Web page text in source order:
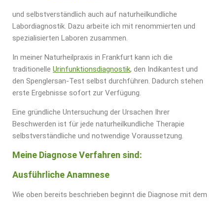
und selbstverständlich auch auf naturheilkundliche
Labordiagnostik. Dazu arbeite ich mit renommierten und
spezialisierten Laboren zusammen.
In meiner Naturheilpraxis in Frankfurt kann ich die
traditionelle Urinfunktionsdiagnostik, den Indikantest und
den Spenglersan-Test selbst durchführen. Dadurch stehen
erste Ergebnisse sofort zur Verfügung.
Eine gründliche Untersuchung der Ursachen Ihrer
Beschwerden ist für jede naturheilkundliche Therapie
selbstverständliche und notwendige Voraussetzung.
Meine Diagnose Verfahren sind:
Ausführliche Anamnese
Wie oben bereits beschrieben beginnt die Diagnose mit dem